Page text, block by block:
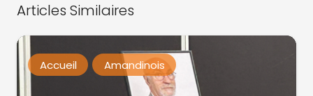
Articles Similaires
Accueil Amandinois